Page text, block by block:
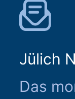
Jülich
Das